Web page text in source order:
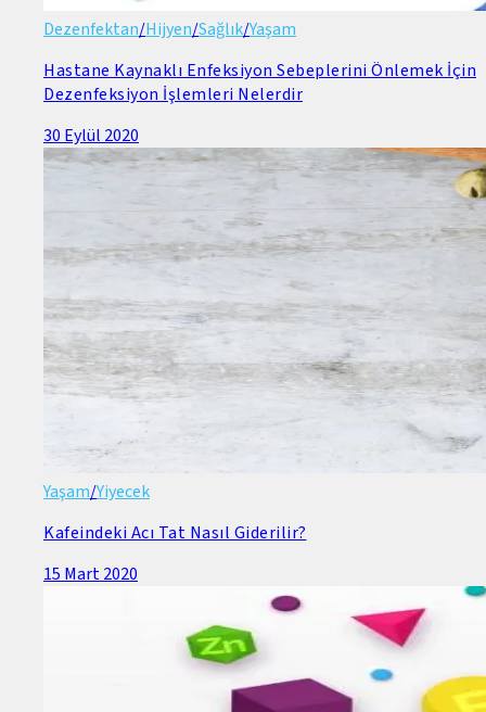
Dezenfektan/Hijyen/Sağlık/Yaşam
Hastane Kaynaklı Enfeksiyon Sebeplerini Önlemek İçin
Dezenfeksiyon İşlemleri Nelerdir
30 Eylül 2020
Yaşam/Yiyecek
Kafeindeki Acı Tat Nasıl Giderilir?
15 Mart 2020